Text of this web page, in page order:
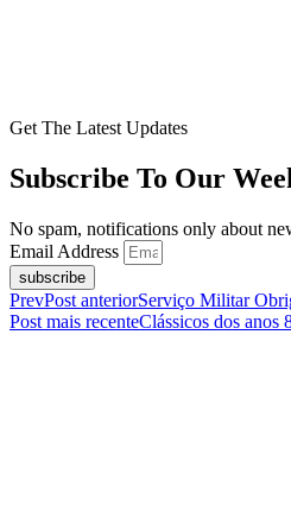
Get The Latest Updates
Subscribe To Our
No spam, notifications only about
Email Address
subscribe
PrevPost anteriorServiço Militar
Post mais recenteClássicos dos anos